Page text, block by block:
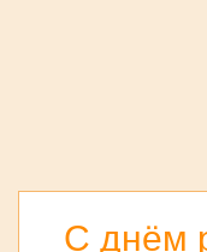
С днём